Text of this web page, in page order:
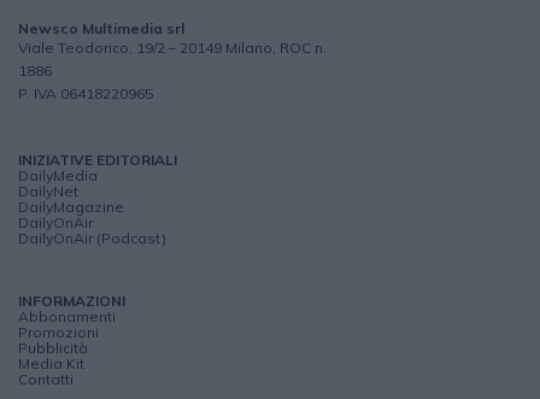
Newsco Multimedia srl
Viale Teodorico, 19/2 – 20149 Milano, ROC n.
1886
P. IVA 06418220965
INIZIATIVE EDITORIALI
DailyMedia
DailyNet
DailyMagazine
DailyOnAir
DailyOnAir (Podcast)
INFORMAZIONI
Abbonamenti
Promozioni
Pubblicità
Media Kit
Contatti